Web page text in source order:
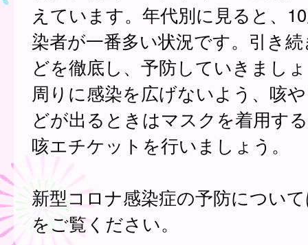
えています。年代別に見ると、
染者が一番多い状況です。引き
どを徹底し、予防していきまし
周りに感染を広げないよう、咳
どが出るときはマスクを着用す
咳エチケットを行いましょう。
新型コロナ感染症の予防につい
をご覧ください。